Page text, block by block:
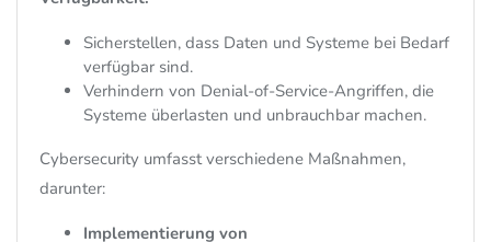
Sicherstellen, dass Daten und Systeme bei Bedarf
verfügbar sind.
Verhindern von Denial-of-Service-Angriffen, die
Systeme überlasten und unbrauchbar machen.
Cybersecurity umfasst verschiedene Maßnahmen,
darunter:
Implementierung von